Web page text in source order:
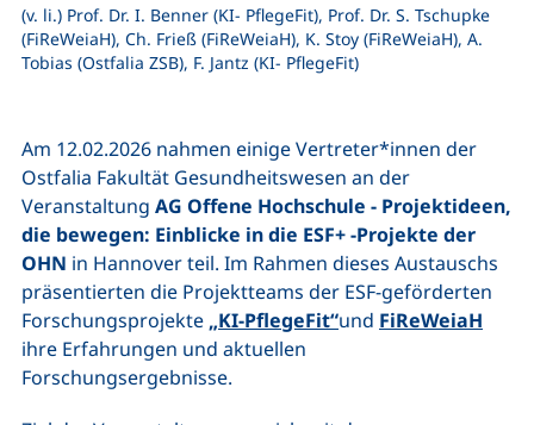
(v. li.) Prof. Dr. I. Benner (KI- PflegeFit), Prof. Dr. S. Tschupke
(FiReWeiaH), Ch. Frieß (FiReWeiaH), K. Stoy (FiReWeiaH), A.
Tobias (Ostfalia ZSB), F. Jantz (KI- PflegeFit)
Am 12.02.2026 nahmen einige Vertreter*innen der
Ostfalia Fakultät Gesundheitswesen an der
Veranstaltung AG Offene Hochschule - Projektideen,
die bewegen: Einblicke in die ESF+ -Projekte der
OHN in Hannover teil. Im Rahmen dieses Austauschs
präsentierten die Projektteams der ESF-geförderten
Forschungsprojekte „KI-PflegeFit“und FiReWeiaH
ihre Erfahrungen und aktuellen
Forschungsergebnisse.